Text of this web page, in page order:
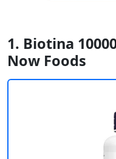
1. Biotina
Now Foods